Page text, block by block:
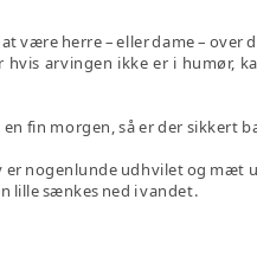
være herre – eller dame –
arvingen ikke er i humør,
fin morgen, så er der sikkert
er nogenlunde udhvilet og
lille sænkes ned i vandet.